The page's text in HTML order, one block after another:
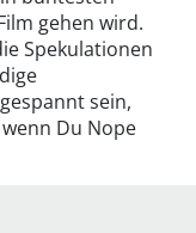
gehen wird.
Spekulationen
sein,
Du Nope